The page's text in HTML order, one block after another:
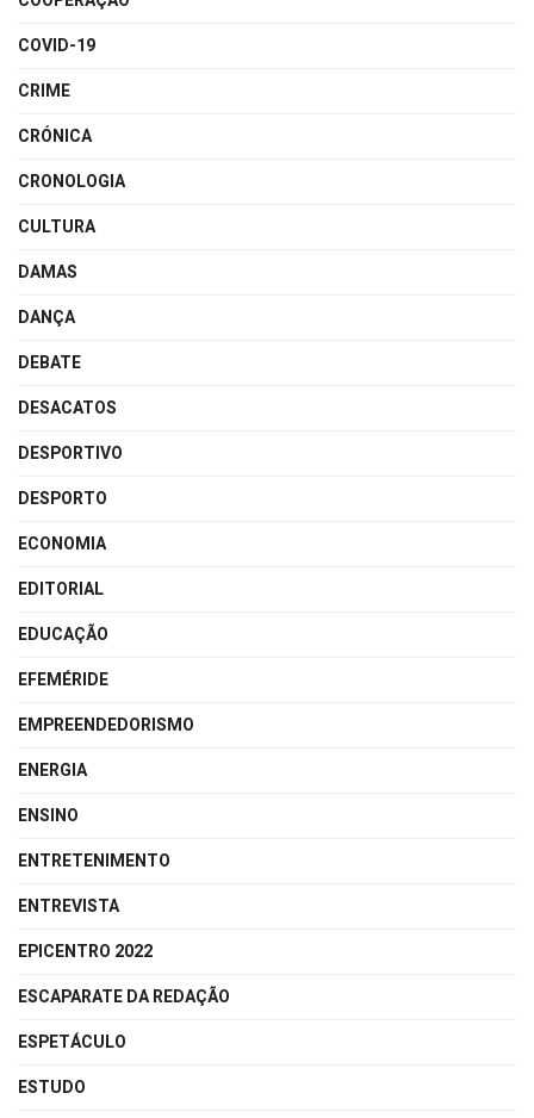
COVID-19
CRIME
CRÓNICA
CRONOLOGIA
CULTURA
DAMAS
DANÇA
DEBATE
DESACATOS
DESPORTIVO
DESPORTO
ECONOMIA
EDITORIAL
EDUCAÇÃO
EFEMÉRIDE
EMPREENDEDORISMO
ENERGIA
ENSINO
ENTRETENIMENTO
ENTREVISTA
EPICENTRO 2022
ESCAPARATE DA REDAÇÃO
ESPETÁCULO
ESTUDO